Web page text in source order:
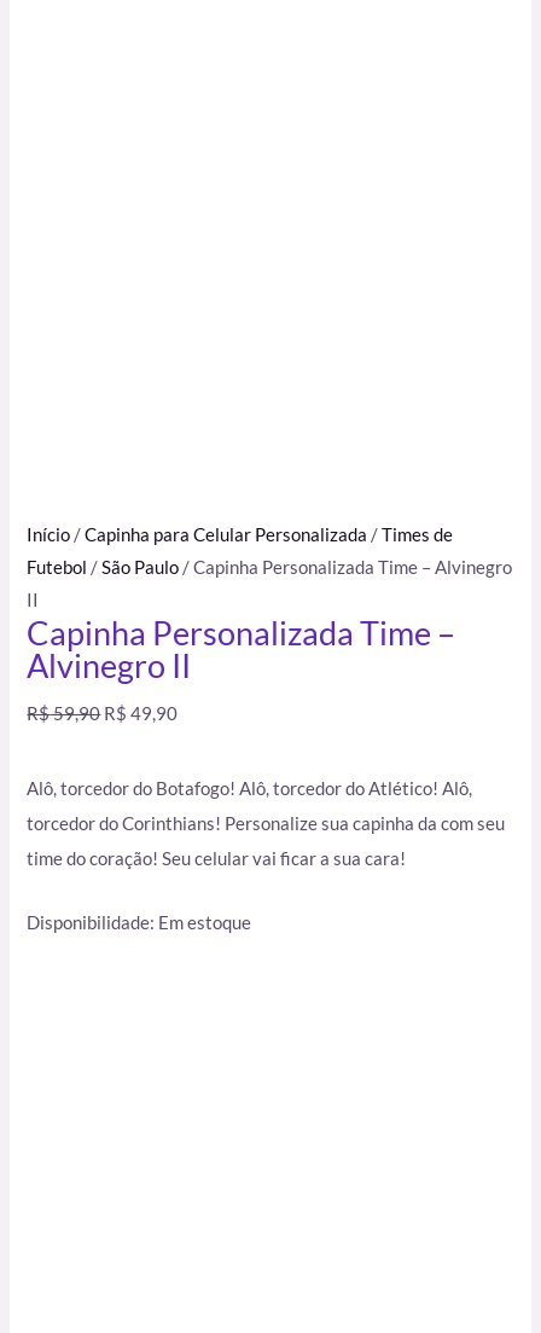
Início /Capinha para Celular Personalizada /Times de
Futebol /São Paulo / Capinha Personalizada Time – Alvinegro
II
Capinha Personalizada Time –
Alvinegro II
R$59,90 R$ 49,90
Alô, torcedor do Botafogo! Alô, torcedor do Atlético! Alô,
torcedor do Corinthians! Personalize sua capinha da com seu
time do coração! Seu celular vai ficar a sua cara!
Disponibilidade: Em estoque